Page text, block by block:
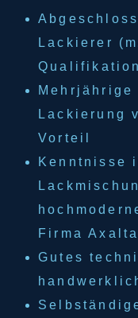
Lackierer
Qualifikation
Lackierung
Vorteil
Kenntnisse
Firma Axalta
Gutes